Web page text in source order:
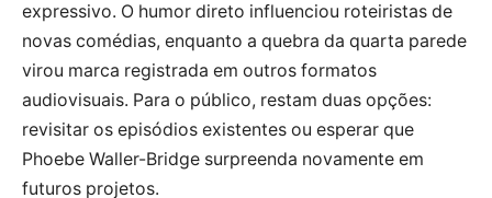
expressivo. O humor direto influenciou roteiristas de
novas comédias, enquanto a quebra da quarta parede
virou marca registrada em outros formatos
audiovisuais. Para o público, restam duas opções:
revisitar os episódios existentes ou esperar que
Phoebe Waller-Bridge surpreenda novamente em
futuros projetos.